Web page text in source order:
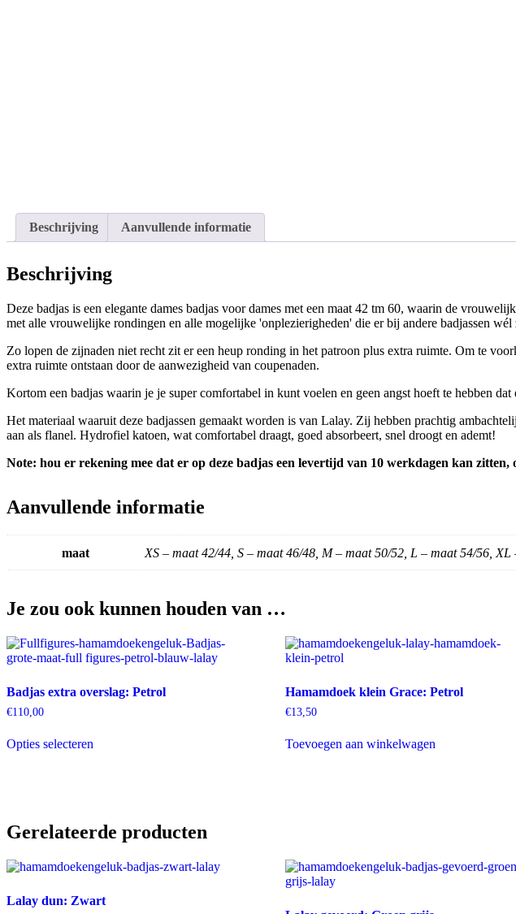
Beschrijving Aanvullende informatie
Beschrijving
Deze badjas is een elegante dames badjas voor dames met een maat 42 tm 60, waarin de
met alle vrouwelijke rondingen en alle mogelijke 'onplezierigheden' die er bij andere badjassen wél
Zo lopen de zijnaden niet recht zit er een heup ronding in het patroon plus extra ruimte. Om te
extra ruimte ontstaan door de aanwezigheid van coupenaden.
Kortom een badjas waarin je je super comfortabel in kunt voelen en geen angst hoeft te hebben
Het materiaal waaruit deze badjassen gemaakt worden is van Lalay. Zij hebben prachtig
aan als flanel. Hydrofiel katoen, wat comfortabel draagt, goed absorbeert, snel droogt en ademt!
Note: hou er rekening mee dat er op deze badjas een levertijd van 10 werkdagen kan
Aanvullende informatie
maat XS – maat 42/44, S – maat 46/48, M – maat 50/52, L – maat 54/56, XL
Je zou ook kunnen houden van …
Badjas extra overslag: Petrol
€110,00
Opties selecterenproduct
kan
gekozen
worden
op
productpagina
Hamamdoek klein Grace: Petrol
€13,50
Toevoegen aan winkelwagen
Gerelateerde producten
Lalay dun: Zwart